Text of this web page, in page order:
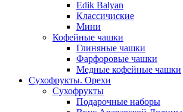
Edik Balyan
Классичиские
Мини
Кофейные чашки
Глиняные чашки
Фарфоровые чашки
Медные кофейные чашки
Сухофрукты. Орехи
Сухофрукты
Подарочные наборы